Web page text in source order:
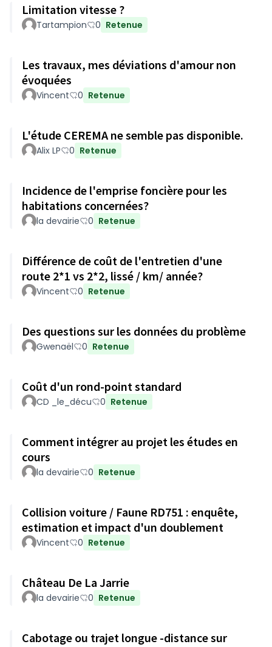
Limitation vitesse ?
Tartampion 0 Retenue
Les travaux, mes déviations d'amour non
évoquées
Vincent 0 Retenue
L'étude CEREMA ne semble pas disponible.
Alix LP 0 Retenue
Incidence de l'emprise foncière pour les
habitations concernées?
la devairie 0 Retenue
Différence de coût de l'entretien d'une
route 2*1 vs 2*2, lissé / km/ année?
Vincent 0 Retenue
Des questions sur les données du problème
Gwenaël 0 Retenue
Coût d'un rond-point standard
CD _le_décu 0 Retenue
Comment intégrer au projet les études en
cours
la devairie 0 Retenue
Collision voiture / Faune RD751 : enquête,
estimation et impact d'un doublement
Vincent 0 Retenue
Château De La Jarrie
la devairie 0 Retenue
Cabotage ou trajet longue -distance sur